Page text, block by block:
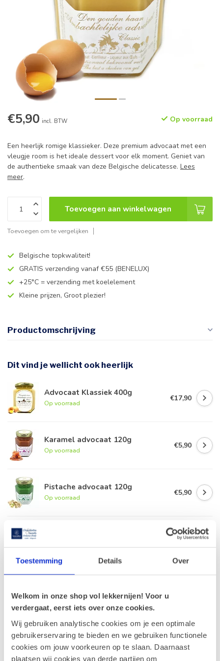
Toestemming Details Over
Welkom in onze shop vol lekkernijen! Voor u
verdergaat, eerst iets over onze cookies.
Wij gebruiken analytische cookies om je een optimale
gebruikerservaring te bieden en we gebruiken functionele
cookies om jouw voorkeuren op te slaan. Daarnaast
plaatsen wij cookies van derde partijen om
€5,90 incl. BTW Op voorraad
Een heerlijk romige klassieker. Deze premium advocaat met een
vleugje room is het ideale dessert voor elk moment. Geniet van
de authentieke smaak van deze Belgische delicatesse. Lees
meer.
Toevoegen aan winkelwagen
Toevoegen om te vergelijken
Belgische topkwaliteit!
GRATIS verzending vanaf €55 (BENELUX)
+25°C = verzending met koelelement
Kleine prijzen, Groot plezier!
Productomschrijving
Dit vind je wellicht ook heerlijk
Advocaat Klassiek 400g
Op voorraad
€17,90
Karamel advocaat 120g
Op voorraad
€5,90
Pistache advocaat 120g
Op voorraad
€5,90
€8,85
Op voorraad
Recent bekeken